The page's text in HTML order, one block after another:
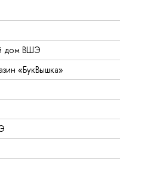
дом ВШЭ
«БукВышка»